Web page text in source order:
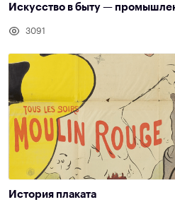
Искусство в быту —
3091
История плаката